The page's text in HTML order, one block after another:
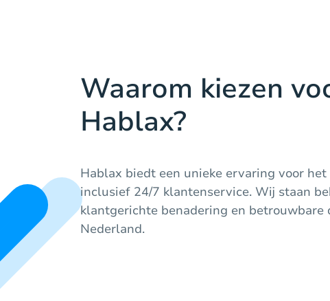
Waarom kiezen
Hablax?
Hablax biedt een unieke ervaring voor
inclusief 24/7 klantenservice. Wij staan
klantgerichte benadering en betrouwbare
Nederland.